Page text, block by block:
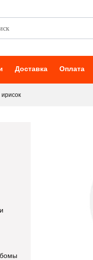
Доставка Оплата